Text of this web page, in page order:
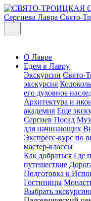
Сергиева Лавра Свято-
О Лавре
Едем в Лавру
Экскурсии Свято-
экскурсия
его духовное
Архитектура и
академия Еще
Сергиев Посад
для начинающих
Экспресс-курс по
мастер-классы
Как добраться Где
путешествие
Подготовка к
Гостиницы
Выбрать экскурсию